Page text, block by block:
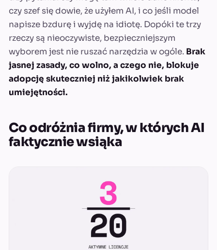
czy szef się dowie, że użyłem AI, i co jeśli model
napisze bzdurę i wyjdę na idiotę. Dopóki te trzy
rzeczy są nieoczywiste, bezpieczniejszym
wyborem jest nie ruszać narzędzia w ogóle. Brak
jasnej zasady, co wolno, a czego nie, blokuje
adopcję skuteczniej niż jakikolwiek brak
umiejętności.
Co odróżnia firmy, w których AI
faktycznie wsiąka